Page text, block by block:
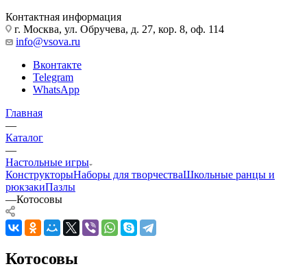
Контактная информация
г. Москва, ул. Обручева, д. 27, кор. 8, оф. 114
info@vsova.ru
Вконтакте
Telegram
WhatsApp
Главная
—
Каталог
—
Настольные игры
КонструкторыНаборы для творчестваШкольные ранцы и
рюкзакиПазлы
—Котосовы
Котосовы